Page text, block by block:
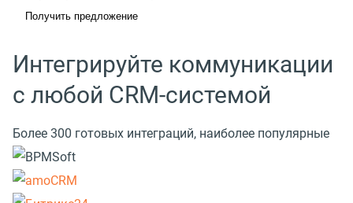
Получить предложение
Интегрируйте коммуникации
с любой CRM-системой
Более 300 готовых интеграций, наиболее популярные